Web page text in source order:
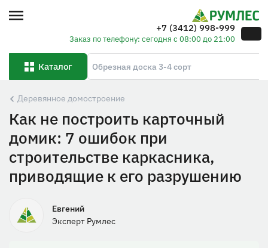
+7 (3412) 998-999
Заказ по телефону: сегодня с 08:00 до 21:00
Каталог
Деревянное домостроение
Как не построить карточный
домик: 7 ошибок при
строительстве каркасника,
приводящие к его разрушению
Евгений
Эксперт Румлес